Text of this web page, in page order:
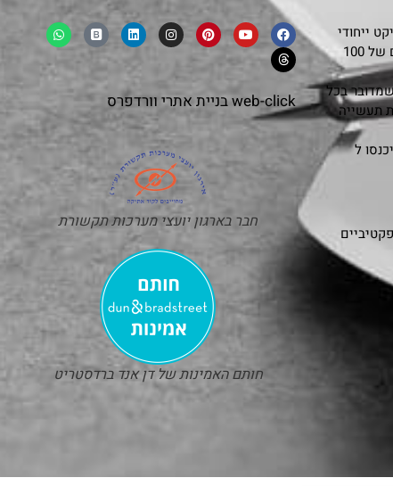
ייחודי
שמפגיש בצורה אותנטית ובלתי אמצעית את סיפורם של 100
בכל
תעשייה
ל
web-clickבניית אתרי וורדפרס
חבר בארגון יועצי מערכות תקשורת
חותם האמינות של דן אנד ברדסטריט